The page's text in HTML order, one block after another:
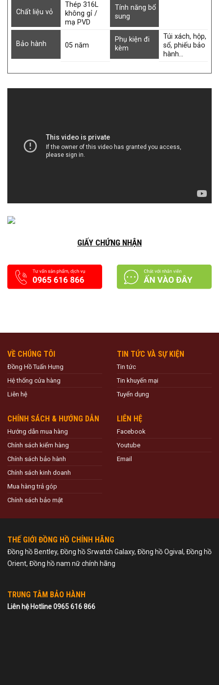
Chất liệu vỏ
Thép 316L
không gỉ /
mạ PVD
Tính năng bổ
sung
Bảo hành 05 năm
Phụ kiện đi
kèm
Túi xách, hộp,
sổ, phiếu bảo
hành…
GIẤY CHỨNG NHẬN
VỀ CHÚNG TÔI
Đồng Hồ Tuấn Hưng
Hệ thống cửa hàng
Liên hệ
TIN TỨC VÀ SỰ KIỆN
Tin tức
Tin khuyến mại
Tuyển dụng
CHÍNH SÁCH & HƯỚNG DẪN
Hướng dẫn mua hàng
Chính sách kiểm hàng
Chính sách bảo hành
Chính sách kinh doanh
Mua hàng trả góp
Chính sách bảo mật
LIÊN HỆ
Facebook
Youtube
Email
THẾ GIỚI ĐỒNG HỒ CHÍNH HÃNG
Đồng hồ Bentley, Đồng hồ Srwatch Galaxy, Đồng hồ Ogival, Đồng hồ
Orient, Đồng hồ nam nữ chính hãng
TRUNG TÂM BẢO HÀNH
Liên hệ Hotline 0965 616 866